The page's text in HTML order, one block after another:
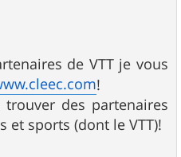
de VTT je vous
!
des partenaires
sports (dont le VTT)!